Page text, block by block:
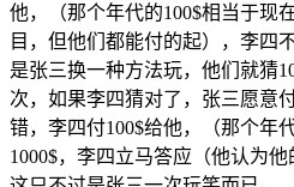
他，（那个年代的100$相当于现
目，但他们都能付的起），李四
是张三换一种方法玩，他们就猜
次，如果李四猜对了，张三愿意
错，李四付100$给他，（那个年
1000$，李四立马答应（他认为